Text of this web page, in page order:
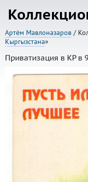
Артём Мавлоназаров /
Кыргызстана»
Приватизация в КР в